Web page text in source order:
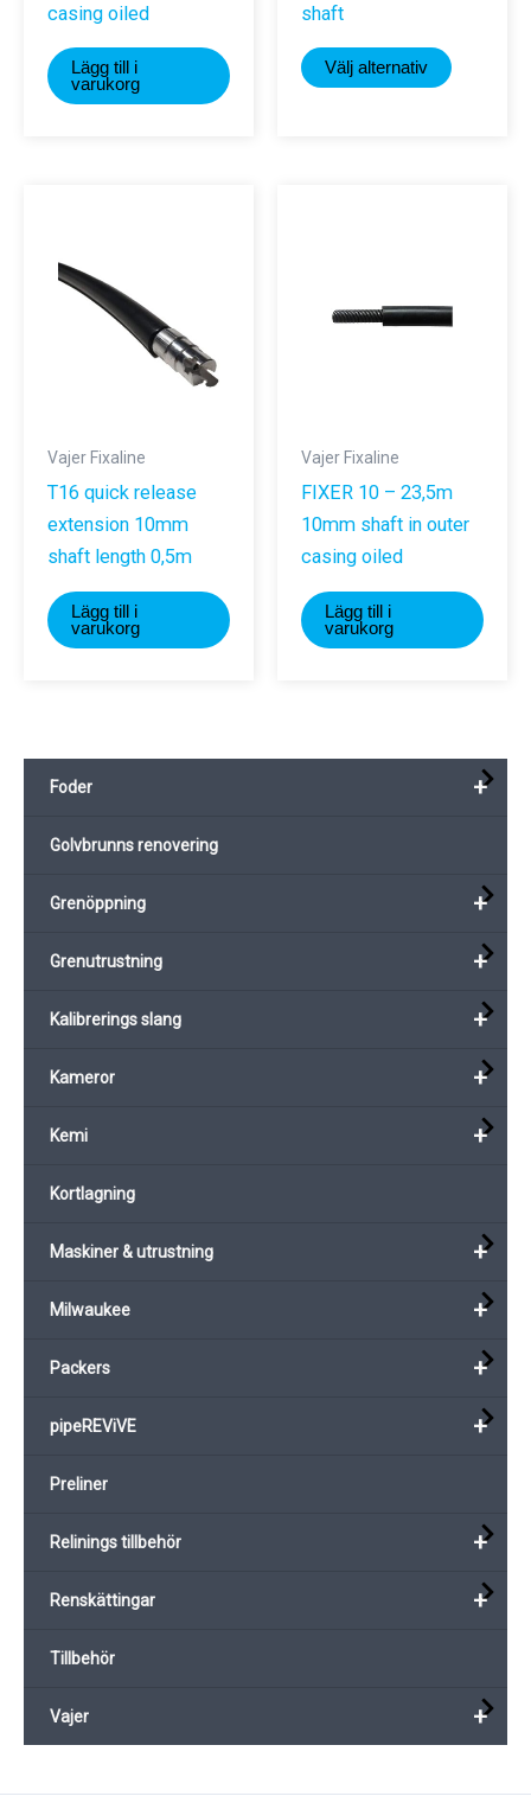
casing oiled
Lägg till i
varukorg
shaft
Välj alternativ
Den
Vajer Fixaline
T16 quick release
extension 10mm
shaft length 0,5m
Lägg till i
varukorg
Vajer Fixaline
FIXER 10 – 23,5m
10mm shaft in outer
casing oiled
Lägg till i
varukorg
+
Foder
Golvbrunns renovering
+
Grenöppning
+
Grenutrustning
+
Kalibrerings slang
+
Kameror
+
Kemi
Kortlagning
+
Maskiner & utrustning
+
Milwaukee
+
Packers
+
pipeREViVE
Preliner
+
Relinings tillbehör
+
Renskättingar
Tillbehör
+
Vajer